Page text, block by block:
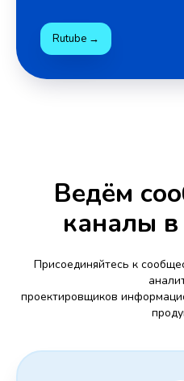
Rutube →
Ведём
каналы в
Присоединяйтесь к
проектировщиков